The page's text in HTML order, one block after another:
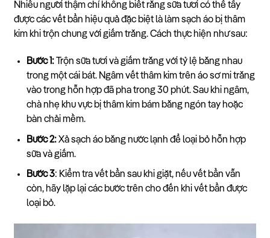
Nhiều người thậm chí không biết rằng sữa tươi có thể tẩy
được các vết bẩn hiệu quả đặc biệt là làm sạch áo bị thâm
kim khi trộn chung với giấm trắng. Cách thực hiện như sau:
Bước 1:Trộn sữa tươi và giấm trắng với tỷ lệ bằng nhau
trong một cái bát. Ngâm vết thâm kim trên áo sơ mi trắng
vào trong hỗn hợp đã pha trong 30 phút. Sau khi ngâm,
chà nhẹ khu vực bị thâm kim bám bằng ngón tay hoặc
bàn chải mềm.
Bước 2:Xả sạch áo bằng nước lạnh để loại bỏ hỗn hợp
sữa và giấm.
Bước 3: Kiểm tra vết bẩn sau khi giặt, nếu vết bẩn vẫn
còn, hãy lặp lại các bước trên cho đến khi vết bẩn được
loại bỏ.